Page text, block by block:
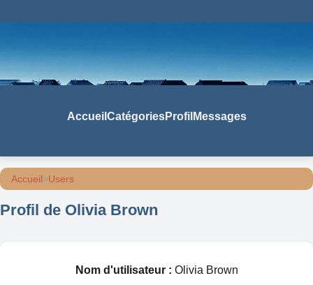
Accueil CatégoriesProfil Messages
Accueil>Users
Profil de Olivia Brown
Nom d'utilisateur : Olivia Brown